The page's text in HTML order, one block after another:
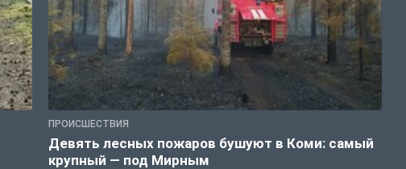
ПРОИСШЕСТВИЯ
Девять лесных пожаров бушуют в Коми: самый
крупный — под Мирным